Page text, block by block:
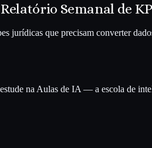
Semanal de
jurídicas que precisam converter
na Aulas de IA — a escola de